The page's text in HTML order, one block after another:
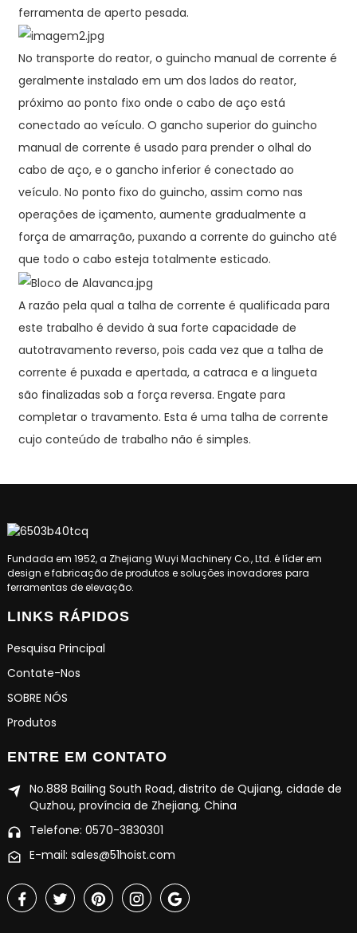
ferramenta de aperto pesada.
No transporte do reator, o guincho manual de corrente é
geralmente instalado em um dos lados do reator,
próximo ao ponto fixo onde o cabo de aço está
conectado ao veículo. O gancho superior do guincho
manual de corrente é usado para prender o olhal do
cabo de aço, e o gancho inferior é conectado ao
veículo. No ponto fixo do guincho, assim como nas
operações de içamento, aumente gradualmente a
força de amarração, puxando a corrente do guincho até
que todo o cabo esteja totalmente esticado.
A razão pela qual a talha de corrente é qualificada para
este trabalho é devido à sua forte capacidade de
autotravamento reverso, pois cada vez que a talha de
corrente é puxada e apertada, a catraca e a lingueta
são finalizadas sob a força reversa. Engate para
completar o travamento. Esta é uma talha de corrente
cujo conteúdo de trabalho não é simples.
Fundada em 1952, a Zhejiang Wuyi Machinery Co., Ltd. é líder em
design e fabricação de produtos e soluções inovadores para
ferramentas de elevação.
LINKS RÁPIDOS
Pesquisa Principal
Contate-Nos
SOBRE NÓS
Produtos
ENTRE EM CONTATO
No.888 Bailing South Road, distrito de Qujiang, cidade de
Quzhou, província de Zhejiang, China
Telefone: 0570-3830301
E-mail: sales@51hoist.com